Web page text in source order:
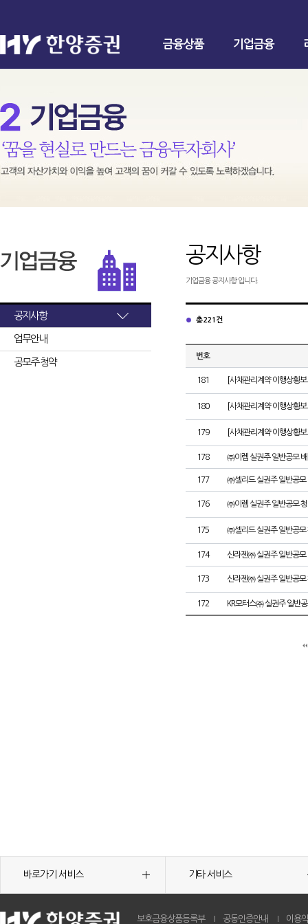
금융상품 기업금융
공지사항
업무안내
공모주 청약
공지사항
기업금융 공지사항 입니다.
총 221건
번호
181 [사채관리계약 이행상황
180 [사채관리계약 이행상황
179 [사채관리계약 이행상황
178 ㈜이렘 실권주 일반공모
177 ㈜셀리드 실권주 일반공모
176 ㈜이렘 실권주 일반공모
175 ㈜셀리드 실권주 일반공모
174 신라젠㈜ 실권주 일반공모
173 신라젠㈜ 실권주 일반공모
172 KR모터스㈜ 실권주 일반
바로가기 서비스 기타 서비스
보호금융상품등록부 공동인증안내 이용